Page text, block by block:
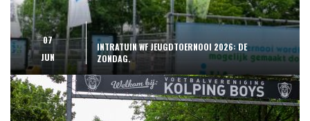
07
JUN
INTRATUIN WF JEUGDTOERNOOI 2026: DE
ZONDAG.